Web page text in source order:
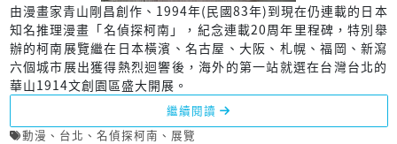
由漫畫家青山剛昌創作、1994年(民國83年)到現在仍連載的日本
知名推理漫畫「名偵探柯南」，紀念連載20周年里程碑，特別舉
辦的柯南展覽繼在日本橫濱、名古屋、大阪、札幌、福岡、新瀉
六個城市展出獲得熱烈迴響後，海外的第一站就選在台灣台北的
華山1914文創園區盛大開展。
繼續閱讀
動漫 、 台北 、 名偵探柯南 、 展覽